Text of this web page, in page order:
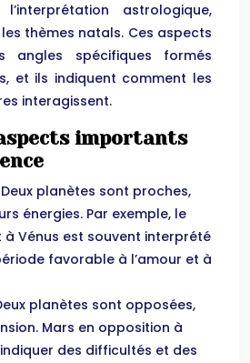
astrologique,
thèmes natals. Ces aspects
angles spécifiques formés
et ils indiquent comment les
interagissent.
importants
Deux planètes sont proches,
énergies. Par exemple, le
à Vénus est souvent interprété
favorable à l’amour et à
planètes sont opposées,
Mars en opposition à
des difficultés et des